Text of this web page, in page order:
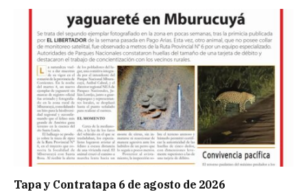
Tapa y Contratapa 6 de agosto de 2026